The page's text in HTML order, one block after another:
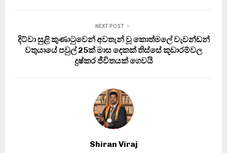
NEXT POST
දිට්වා සුළි කුණාටුවෙන් අවතැන් වූ කොත්මලේ වැවන්ඩන්
වතුයායේ පවුල් 25ක් මාස දෙකක් තිස්සේ කූඩාරම්වල
දුෂ්කර ජීවිතයක් ගෙවයි
Shiran Viraj